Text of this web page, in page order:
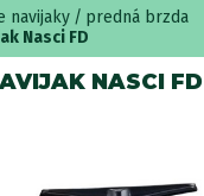
navijaky
predná brzda
Nasci FD
NASCI FD